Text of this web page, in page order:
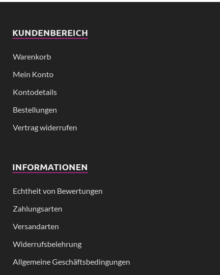
KUNDENBEREICH
Warenkorb
Mein Konto
Kontodetails
Bestellungen
Vertrag widerrufen
INFORMATIONEN
Echtheit von Bewertungen
Zahlungsarten
Versandarten
Widerrufsbelehrung
Allgemeine Geschäftsbedingungen